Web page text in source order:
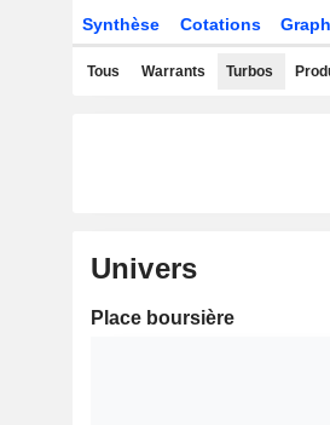
Synthèse Cotations
Tous Warrants Turbos
Univers
Place boursière